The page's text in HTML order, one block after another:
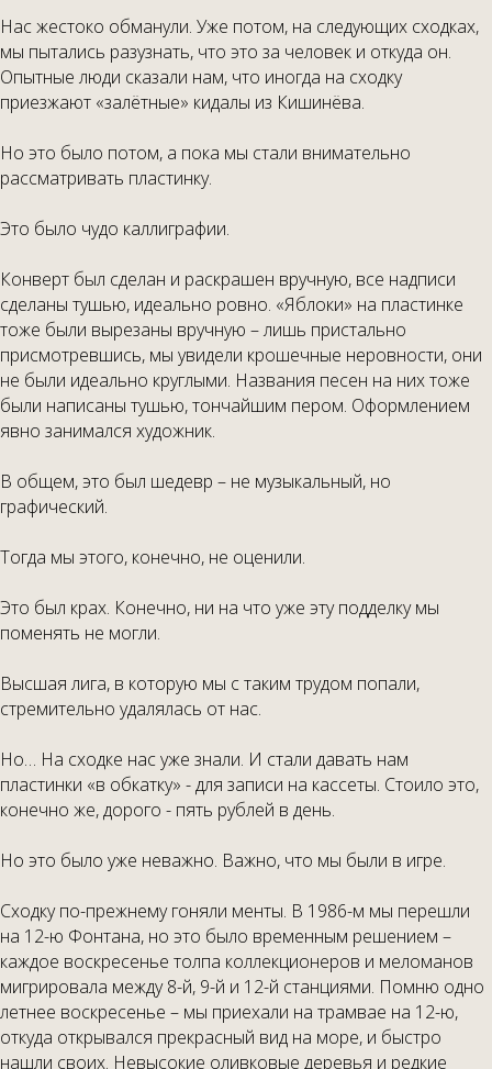
Нас жестоко обманули. Уже потом, на следующих сходках,
мы пытались разузнать, что это за человек и откуда он.
Опытные люди сказали нам, что иногда на сходку
приезжают «залётные» кидалы из Кишинёва.
Но это было потом, а пока мы стали внимательно
рассматривать пластинку.
Это было чудо каллиграфии.
Конверт был сделан и раскрашен вручную, все надписи
сделаны тушью, идеально ровно. «Яблоки» на пластинке
тоже были вырезаны вручную – лишь пристально
присмотревшись, мы увидели крошечные неровности, они
не были идеально круглыми. Названия песен на них тоже
были написаны тушью, тончайшим пером. Оформлением
явно занимался художник.
В общем, это был шедевр – не музыкальный, но
графический.
Тогда мы этого, конечно, не оценили.
Это был крах. Конечно, ни на что уже эту подделку мы
поменять не могли.
Высшая лига, в которую мы с таким трудом попали,
стремительно удалялась от нас.
Но… На сходке нас уже знали. И стали давать нам
пластинки «в обкатку» - для записи на кассеты. Стоило это,
конечно же, дорого - пять рублей в день.
Но это было уже неважно. Важно, что мы были в игре.
Сходку по-прежнему гоняли менты. В 1986-м мы перешли
на 12-ю Фонтана, но это было временным решением –
каждое воскресенье толпа коллекционеров и меломанов
мигрировала между 8-й, 9-й и 12-й станциями. Помню одно
летнее воскресенье – мы приехали на трамвае на 12-ю,
откуда открывался прекрасный вид на море, и быстро
нашли своих. Невысокие оливковые деревья и редкие